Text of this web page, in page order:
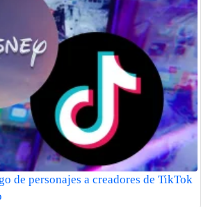
de personajes a creadores de TikTok